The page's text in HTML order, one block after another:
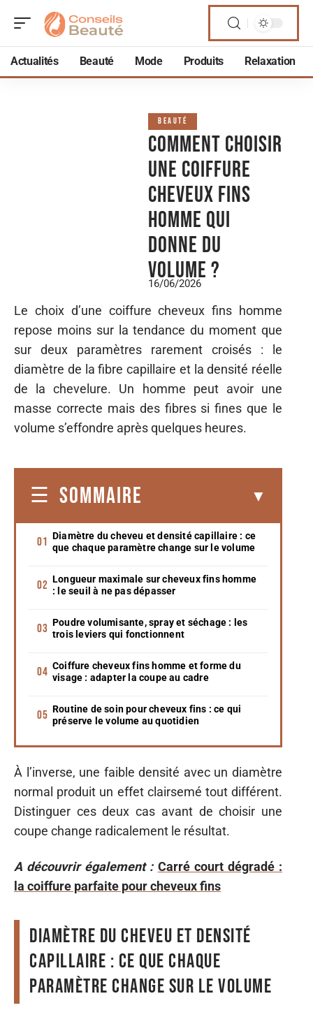
Actualités Beauté Mode Produits Relaxation
BEAUTÉ
Comment choisir
une coiffure
cheveux fins
homme qui
donne du
volume ?
16/06/2026
Le choix d’une coiffure cheveux fins homme
repose moins sur la tendance du moment que
sur deux paramètres rarement croisés : le
diamètre de la fibre capillaire et la densité réelle
de la chevelure. Un homme peut avoir une
masse correcte mais des fibres si fines que le
volume s’effondre après quelques heures.
SOMMAIRE
Diamètre du cheveu et densité capillaire : ce
que chaque paramètre change sur le volume
Longueur maximale sur cheveux fins homme
: le seuil à ne pas dépasser
Poudre volumisante, spray et séchage : les
trois leviers qui fonctionnent
Coiffure cheveux fins homme et forme du
visage : adapter la coupe au cadre
Routine de soin pour cheveux fins : ce qui
préserve le volume au quotidien
À l’inverse, une faible densité avec un diamètre
normal produit un effet clairsemé tout différent.
Distinguer ces deux cas avant de choisir une
coupe change radicalement le résultat.
A découvrir également : Carré court dégradé :
la coiffure parfaite pour cheveux fins
Diamètre du cheveu et densité
capillaire : ce que chaque
paramètre change sur le volume